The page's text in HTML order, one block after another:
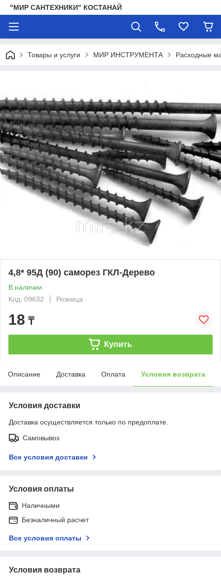
"МИР САНТЕХНИКИ" КОСТАНАЙ
Товары и услуги МИР ИНСТРУМЕНТА Расходные
4,8* 95Д (90) саморез ГКЛ-Дерево
В наличии
Код: 09632
Розница
18 ₸
Купить
Описание Доставка Оплата Условия возврата
Условия доставки
Доставка осуществляется только по предоплате.
Самовывоз
Все условия доставки
Условия оплаты
Наличными
Безналичный расчет
Все условия оплаты
Условия возврата